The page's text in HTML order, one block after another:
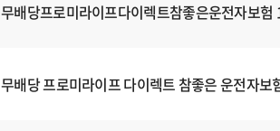
무배당프로미라이프다이렉트참좋은운전자보험
무배당 프로미라이프 다이렉트 참좋은 운전자보